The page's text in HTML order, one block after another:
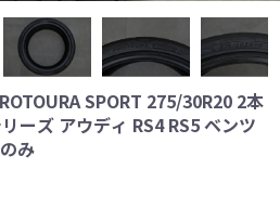
SPORT 275/30R20 2本
ーズ アウディ RS4 RS5 ベンツ
み